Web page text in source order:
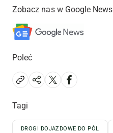
Zobacz nas w Google News
Poleć
Tagi
DROGI DOJAZDOWE DO PÓL